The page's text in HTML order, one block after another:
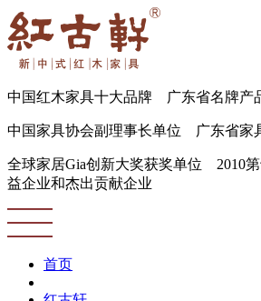
中国红木家具十大品牌 广东省名牌
中国家具协会副理事长单位 广东省家
全球家居Gia创新大奖获奖单位 2010
益企业和杰出贡献企业
首页